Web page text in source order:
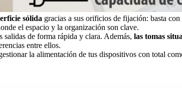
sólida gracias a sus orificios de fijación: basta
el espacio y la organización son clave.
salidas de forma rápida y clara. Además, las tomas
entre ellos.
la alimentación de tus dispositivos con total